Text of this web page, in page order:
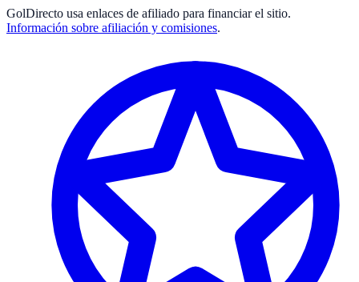
GolDirecto usa enlaces de afiliado para financiar el sitio.
Información sobre afiliación y comisiones.